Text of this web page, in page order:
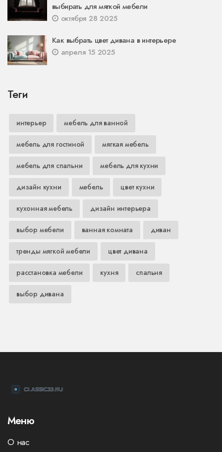
выбирать для мягкой мебели
октября 28 2025
Как выбрать цвет дивана в интерьере
апреля 15 2025
Теги
интерьер мебель для ванной
мебель для гостиной мягкая мебель
мебель для спальни мебель для кухни
дизайн кухни мебель цвет кухни
кухонная мебель дизайн интерьера
выбор мебели ванная комната диван
тренды мягкой мебели цвет дивана
расстановка мебели кухня спальня
выбор дивана
Меню
О нас